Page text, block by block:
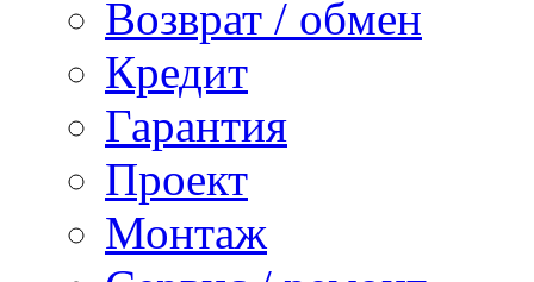
Возврат / обмен
Кредит
Гарантия
Проект
Монтаж